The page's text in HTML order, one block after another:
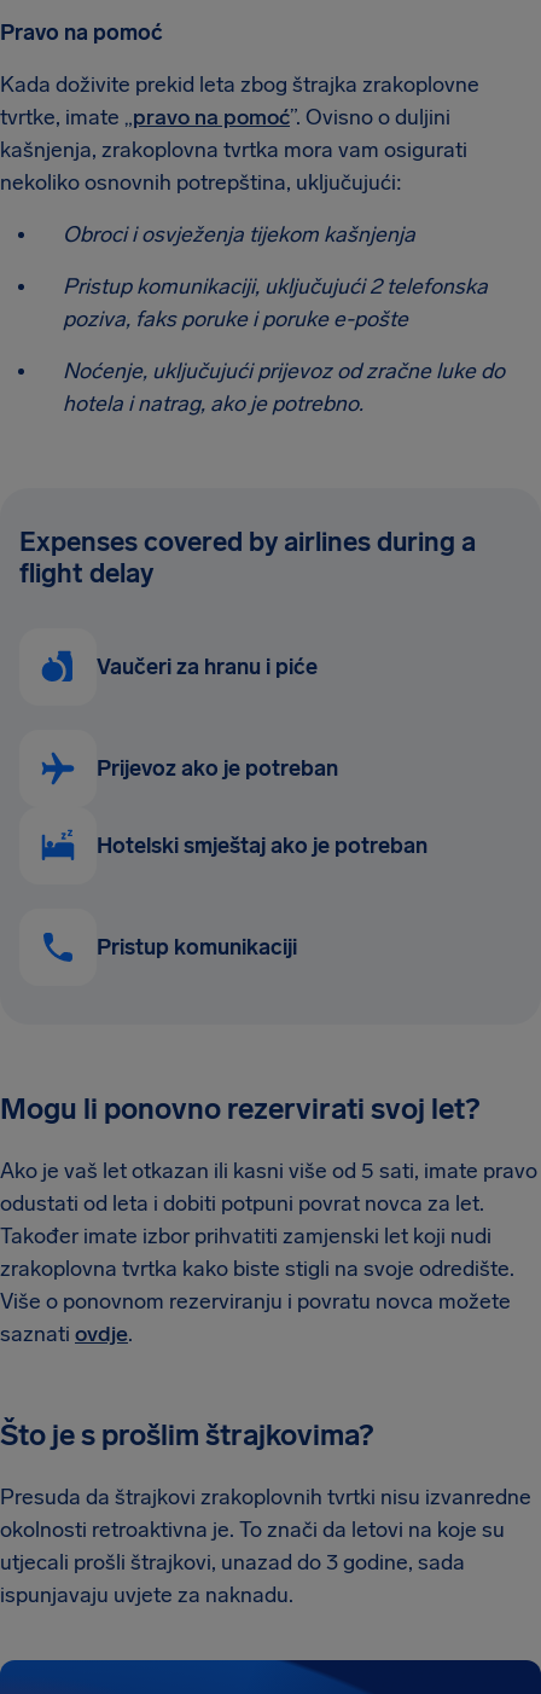
Pravo na pomoć
Kada doživite prekid leta zbog štrajka zrakoplovne
tvrtke, imate „pravo na pomoć”. Ovisno o duljini
kašnjenja, zrakoplovna tvrtka mora vam osigurati
nekoliko osnovnih potrepština, uključujući:
Obroci i osvježenja tijekom kašnjenja
Pristup komunikaciji, uključujući 2 telefonska
poziva, faks poruke i poruke e-pošte
Noćenje, uključujući prijevoz od zračne luke do
hotela i natrag, ako je potrebno.
Expenses covered by airlines during a
flight delay
Vaučeri za hranu i piće
Prijevoz ako je potreban
Hotelski smještaj ako je potreban
Pristup komunikaciji
Mogu li ponovno rezervirati svoj let?
Ako je vaš let otkazan ili kasni više od 5 sati, imate pravo
odustati od leta i dobiti potpuni povrat novca za let.
Također imate izbor prihvatiti zamjenski let koji nudi
zrakoplovna tvrtka kako biste stigli na svoje odredište.
Više o ponovnom rezerviranju i povratu novca možete
saznati ovdje.
Što je s prošlim štrajkovima?
Presuda da štrajkovi zrakoplovnih tvrtki nisu izvanredne
okolnosti retroaktivna je. To znači da letovi na koje su
utjecali prošli štrajkovi, unazad do 3 godine, sada
ispunjavaju uvjete za naknadu.